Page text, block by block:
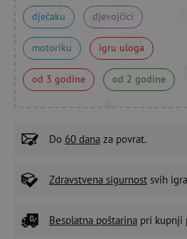
dječaku djevojčici
motoriku igru uloga
od 3 godine od 2 godine
Do 60 dana za povrat.
Zdravstvena sigurnost svih
Besplatna poštarina pri kupnji